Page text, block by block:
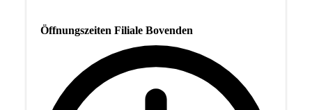
Öffnungszeiten Filiale Bovenden